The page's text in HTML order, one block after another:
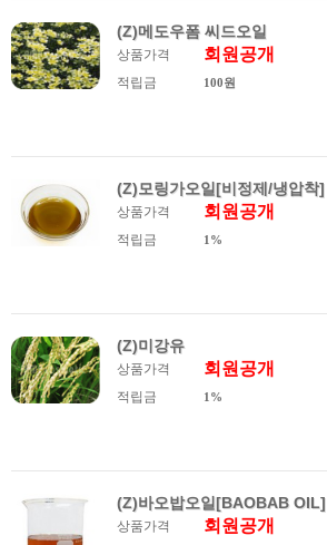
(Z)메도우폼 씨드오일
상품가격 회원공개
적립금 100원
(Z)모링가오일[비정제/냉압착]
상품가격 회원공개
적립금 1%
(Z)미강유
상품가격 회원공개
적립금 1%
(Z)바오밥오일[BAOBAB OIL]
상품가격 회원공개